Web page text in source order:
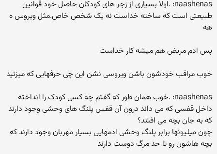
naashenas: .اولا بسیاری از زجر های کودکان حاصل خود قوانین
طبیعتی است که ساخته خداست نه یک شخص خاص.مثل ویروس ه
هه
پس ادم مریض هم میشه کار خداست
خوب مراقب خودشون باشن ویروسی نشن این چی حرفهایی که میزنید
naashenas: .خوب همان طور که گفتم چه کسی کودک را انداخته
داخل قفسی که می داند درون آن قفس پلنگ های وحشی وجود دارند
که به جان بچه می افتند؟
چون میلیونها برابر پلنگ وحشی ادمهایی بسیار مهربان وجود دارند که
بچه هاشون رو تا حد مرگ دوست دارند